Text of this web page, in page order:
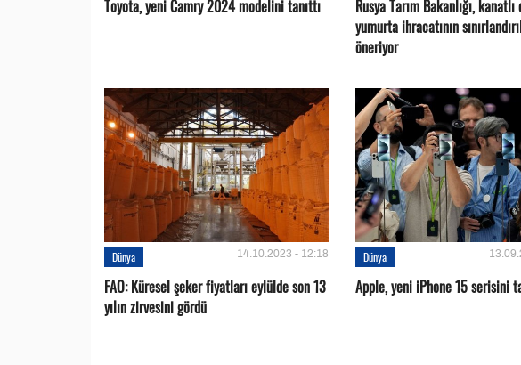
Toyota, yeni Camry 2024 modelini tanıttı
Rusya Tarım Bakanlığı,
yumurta ihracatının
öneriyor
Dünya 14.10.2023 - 12:18
FAO: Küresel şeker fiyatları eylülde son 13
yılın zirvesini gördü
Dünya
Apple, yeni iPhone 15 serisini